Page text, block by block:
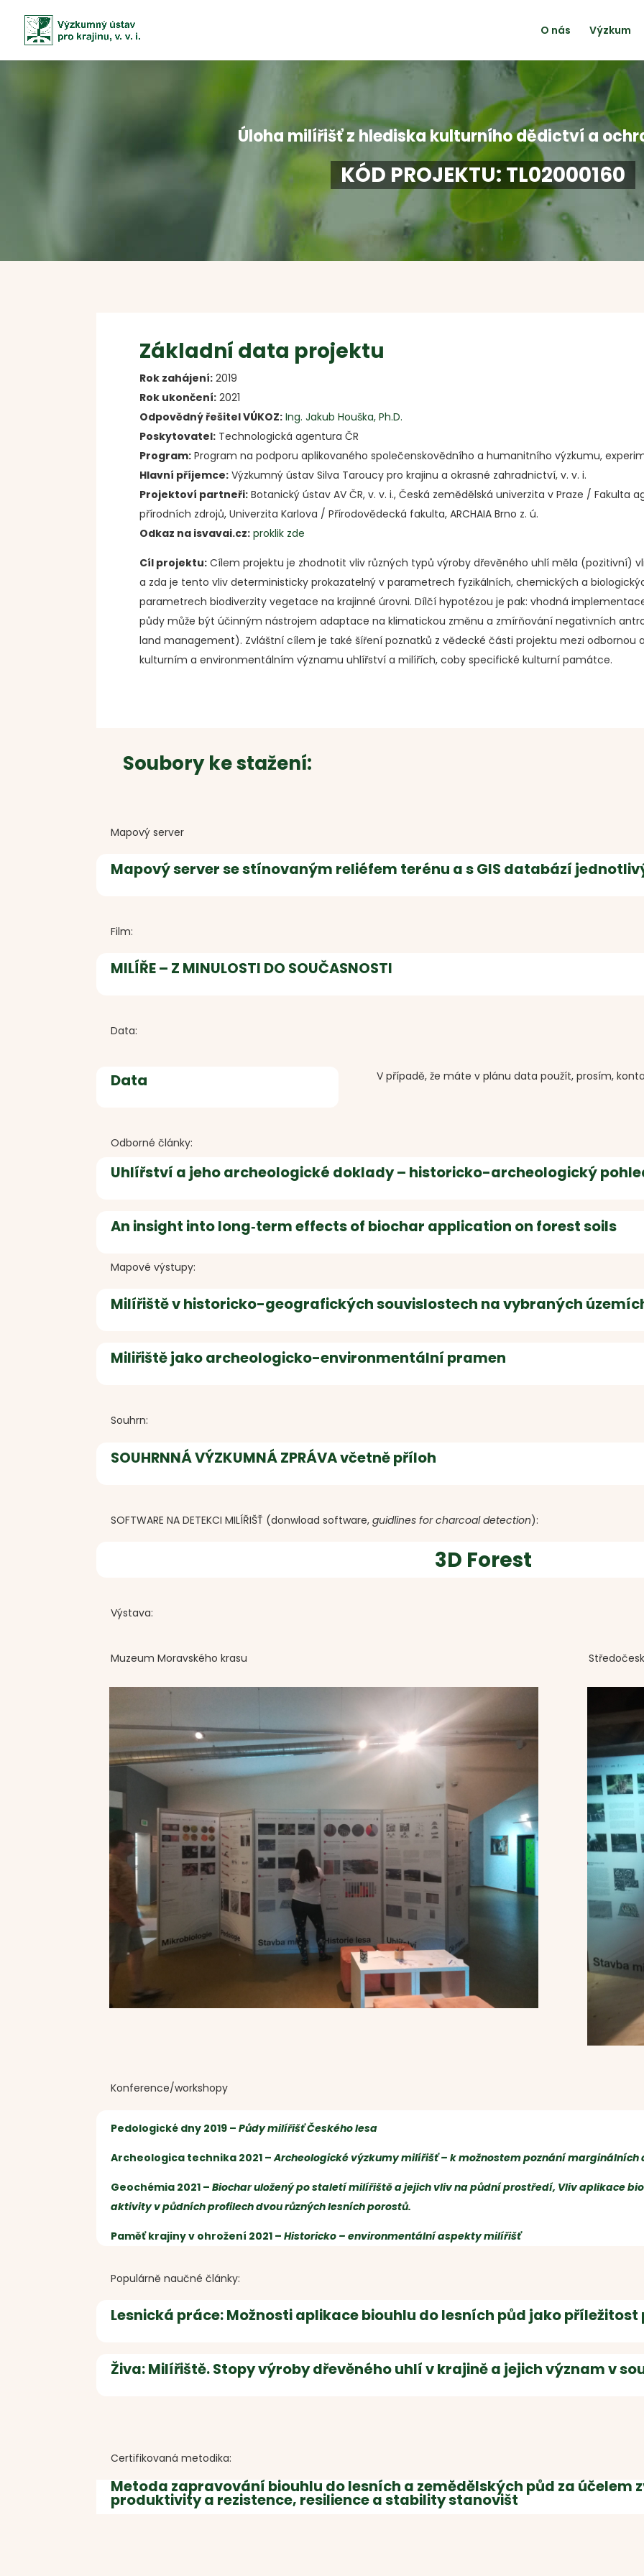
O nás Výzkum
Úloha milířišť z hlediska kulturního dědictví a
KÓD PROJEKTU: TL02000160
Základní data projektu
Rok zahájení: 2019
Rok ukončení: 2021
Odpovědný řešitel VÚKOZ: Ing. Jakub Houška, Ph.D.
Poskytovatel: Technologická agentura ČR
Program: Program na podporu aplikovaného společenskovědního a humanitního výzkumu,
Hlavní příjemce: Výzkumný ústav Silva Taroucy pro krajinu a okrasné zahradnictví, v. v. i.
Projektoví partneři: Botanický ústav AV ČR, v. v. i., Česká zemědělská univerzita v Praze / Fakulta
přírodních zdrojů, Univerzita Karlova / Přírodovědecká fakulta, ARCHAIA Brno z. ú.
Odkaz na isvavai.cz: proklik zde
Cíl projektu: Cílem projektu je zhodnotit vliv různých typů výroby dřevěného uhlí měla (pozitivní)
a zda je tento vliv deterministicky prokazatelný v parametrech fyzikálních, chemických a
parametrech biodiverzity vegetace na krajinné úrovni. Dílčí hypotézou je pak: vhodná
půdy může být účinným nástrojem adaptace na klimatickou změnu a zmírňování negativních
land management). Zvláštní cílem je také šíření poznatků z vědecké části projektu mezi odbornou
kulturním a environmentálním významu uhlířství a milířích, coby specifické kulturní památce.
Soubory ke stažení:
Mapový server
Mapový server se stínovaným reliéfem terénu a s GIS databází
Film:
MILÍŘE – Z MINULOSTI DO SOUČASNOSTI
Data:
Data V případě, že máte v plánu data použít, prosím,
Odborné články:
Uhlířství a jeho archeologické doklady – historicko-archeologický
An insight into long‐term effects of biochar application on forest soils
Mapové výstupy:
Milířiště v historicko-geografických souvislostech na vybraných
Miliřiště jako archeologicko-environmentální pramen
Souhrn:
SOUHRNNÁ VÝZKUMNÁ ZPRÁVA včetně příloh
SOFTWARE NA DETEKCI MILÍŘIŠŤ (donwload software,guidlines for charcoal detection):
3D Forest
Výstava:
Muzeum Moravského krasu
Konference/workshopy
Pedologické dny 2019 –Půdy milířišť Českého lesa
Archeologica technika 2021 –Archeologické výzkumy milířišť – k možnostem poznání
Geochémia 2021 –Biochar uložený po staletí milířiště a jejich vliv na půdní prostředí, Vliv aplikace
aktivity v půdních profilech dvou různých lesních porostů.
Paměť krajiny v ohrožení 2021 –Historicko – environmentální aspekty milířišť
Populárně naučné články:
Lesnická práce: Možnosti aplikace biouhlu do lesních půd jako
Živa: Milířiště. Stopy výroby dřevěného uhlí v krajině a jejich význam v
Certifikovaná metodika:
Metoda zapravování biouhlu do lesních a zemědělských půd za účelem
produktivity a rezistence, resilience a stability stanovišt